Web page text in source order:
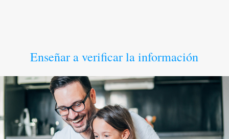
Enseñar a verificar la información